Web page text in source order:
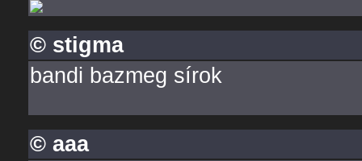
© stigma
bandi bazmeg sírok
© aaa